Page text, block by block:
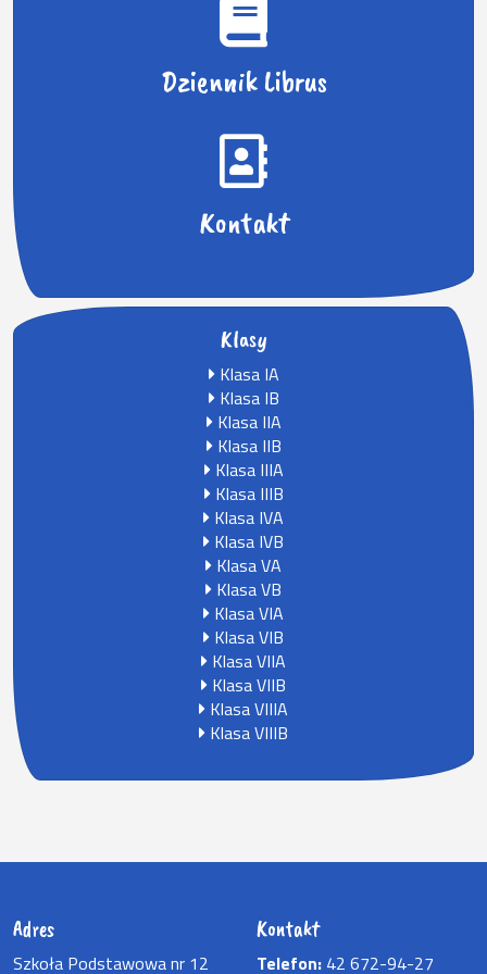
Dziennik Librus
Kontakt
Klasy
Klasa IA
Klasa IB
Klasa IIA
Klasa IIB
Klasa IIIA
Klasa IIIB
Klasa IVA
Klasa IVB
Klasa VA
Klasa VB
Klasa VIA
Klasa VIB
Klasa VIIA
Klasa VIIB
Klasa VIIIA
Klasa VIIIB
Adres
Szkoła Podstawowa nr 12
Kontakt
Telefon: 42 672-94-27